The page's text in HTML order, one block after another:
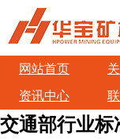
网站首页
资讯中心
交通部行业标